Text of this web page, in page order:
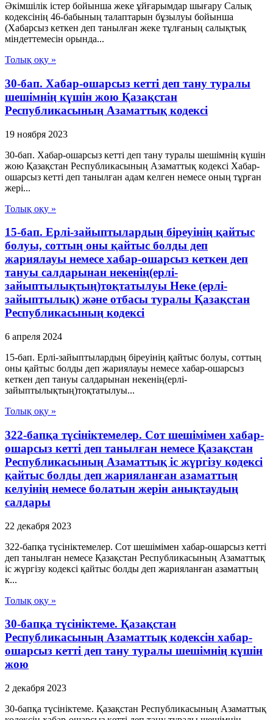
Әкімшілік істер бойынша жеке ұйғарымдар шығару Салық
кодексінің 46-бабының талаптарын бұзылуы бойынша
(Хабарсыз кеткен деп танылған жеке тұлғаның салықтық
міндеттемесін орында...
Толық оқу »
30-бап. Хабар-ошарсыз кеттi деп тану туралы
шешiмнiң күшiн жою Қазақстан
Республикасының Азаматтық кодексi
19 ноября 2023
30-бап. Хабар-ошарсыз кеттi деп тану туралы шешiмнiң күшiн
жою Қазақстан Республикасының Азаматтық кодексi Хабар-
ошарсыз кеттi деп танылған адам келген немесе оның тұрған
жерi...
Толық оқу »
15-бап. Ерлі-зайыптылардың біреуінің қайтыс
болуы, соттың оны қайтыс болды деп
жариялауы немесе хабар-ошарсыз кеткен деп
тануы салдарынан некенің(ерлі-
зайыптылықтың)тоқтатылуы Неке (ерлі-
зайыптылық) және отбасы туралы Қазақстан
Республикасының кодексі
6 апреля 2024
15-бап. Ерлі-зайыптылардың біреуінің қайтыс болуы, соттың
оны қайтыс болды деп жариялауы немесе хабар-ошарсыз
кеткен деп тануы салдарынан некенің(ерлі-
зайыптылықтың)тоқтатылуы...
Толық оқу »
322-бапқа түсініктемелер. Сот шешімімен хабар-
ошарсыз кетті деп танылған немесе Қазақстан
Республикасының Азаматтық іс жүргізу кодексі
қайтыс болды деп жарияланған азаматтың
келуінің немесе болатын жерін анықтаудың
салдары
22 декабря 2023
322-бапқа түсініктемелер. Сот шешімімен хабар-ошарсыз кетті
деп танылған немесе Қазақстан Республикасының Азаматтық
іс жүргізу кодексі қайтыс болды деп жарияланған азаматтың
к...
Толық оқу »
30-бапқа түсініктеме. Қазақстан
Республикасының Азаматтық кодексін хабар-
ошарсыз кетті деп тану туралы шешімнің күшін
жою
2 декабря 2023
30-бапқа түсініктеме. Қазақстан Республикасының Азаматтық